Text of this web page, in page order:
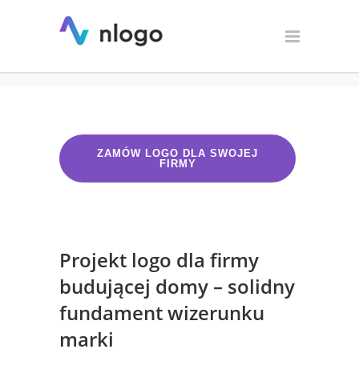
Logo dla firmy budującej
ZAMÓW LOGO DLA SWOJEJ
FIRMY
Projekt logo dla firmy
budującej domy – solidny
fundament wizerunku
marki